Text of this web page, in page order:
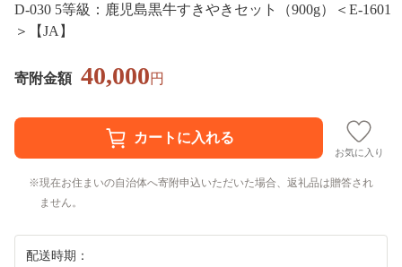
D-030 5等級：鹿児島黒牛すきやきセット（900g）＜E-1601
＞【JA】
寄附金額 40,000円
お気に入り
現在お住まいの自治体へ寄附申込いただいた場合、返礼品は贈答され
ません。
配送時期：